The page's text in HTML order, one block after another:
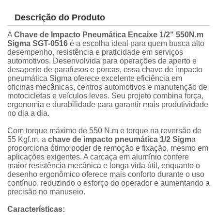
Descrição do Produto
A Chave de Impacto Pneumática Encaixe 1/2" 550N.m
Sigma SGT-0516 é a escolha ideal para quem busca alto
desempenho, resistência e praticidade em serviços
automotivos. Desenvolvida para operações de aperto e
desaperto de parafusos e porcas, essa chave de impacto
pneumática Sigma oferece excelente eficiência em
oficinas mecânicas, centros automotivos e manutenção de
motocicletas e veículos leves. Seu projeto combina força,
ergonomia e durabilidade para garantir mais produtividade
no dia a dia.
Com torque máximo de 550 N.m e torque na reversão de
55 Kgf.m, a chave de impacto pneumática 1/2 Sigma
proporciona ótimo poder de remoção e fixação, mesmo em
aplicações exigentes. A carcaça em alumínio confere
maior resistência mecânica e longa vida útil, enquanto o
desenho ergonômico oferece mais conforto durante o uso
contínuo, reduzindo o esforço do operador e aumentando a
precisão no manuseio.
Características: